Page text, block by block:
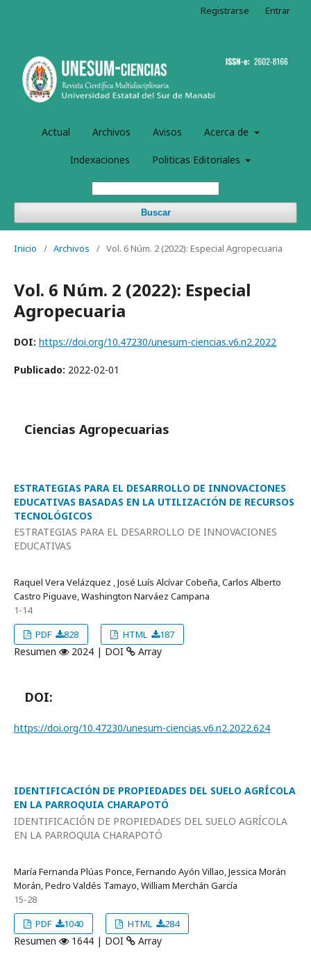
Actual Archivos Avisos Acerca de
Indexaciones Politicas Editoriales
Buscar
Registrarse Entrar
Inicio / Archivos / Vol. 6 Núm. 2 (2022): Especial Agropecuaria
Vol. 6 Núm. 2 (2022): Especial
Agropecuaria
DOI: https://doi.org/10.47230/unesum-ciencias.v6.n2.2022
Publicado: 2022-02-01
Ciencias Agropecuarias
ESTRATEGIAS PARA EL DESARROLLO DE INNOVACIONES
EDUCATIVAS BASADAS EN LA UTILIZACIÓN DE RECURSOS
TECNOLÓGICOS
ESTRATEGIAS PARA EL DESARROLLO DE INNOVACIONES
EDUCATIVAS
Raquel Vera Velázquez , José Luís Alcívar Cobeña, Carlos Alberto
Castro Piguave, Washington Narváez Campana
1-14
PDF
828 HTML 187
Resumen 2024 | DOI Array
DOI:
https://doi.org/10.47230/unesum-ciencias.v6.n2.2022.624
IDENTIFICACIÓN DE PROPIEDADES DEL SUELO AGRÍCOLA
EN LA PARROQUIA CHARAPOTÓ
IDENTIFICACIÓN DE PROPIEDADES DEL SUELO AGRÍCOLA
EN LA PARROQUIA CHARAPOTÓ
María Fernanda Plúas Ponce, Fernando Ayón Villao, Jessica Morán
Morán, Pedro Valdés Tamayo, William Merchán García
15-28
PDF
1040 HTML 284
Resumen 1644 | DOI Array